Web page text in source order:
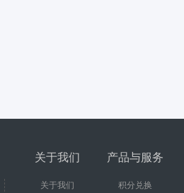
关于我们
关于我们
产品与服务
积分兑换